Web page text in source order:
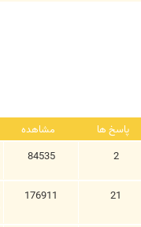
پاسخ ها مشاهده
2
84535
21
176911